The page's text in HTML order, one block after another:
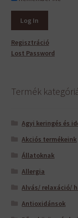
Regisztráció
Lost Password
Termék
Agyi keringés és
Akciós termékeink
Állatoknak
Allergia
Alvás/ relaxáció/
Antioxidánsok